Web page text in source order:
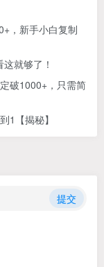
，新手小白复制
就够了！
破1000+，只需简
1【揭秘】
提交